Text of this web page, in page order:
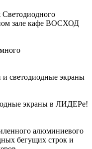
зале кафе ВОСХОД
светодиодные экраны
экраны в ЛИДЕРе!
алюминиевого
бегущих строк и